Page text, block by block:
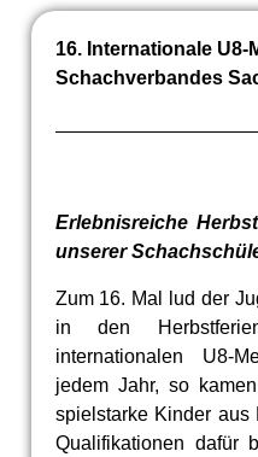
16. Internationale U8-
Schachverbandes
Erlebnisreiche
unserer
Zum 16. Mal lud der
in den
internationalen U8-
jedem Jahr, so
spielstarke Kinder
Qualifikationen dafür